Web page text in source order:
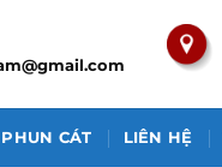
CÁT LIÊN HỆ